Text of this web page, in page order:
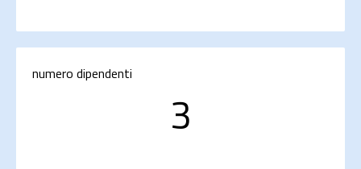
numero dipendenti
3